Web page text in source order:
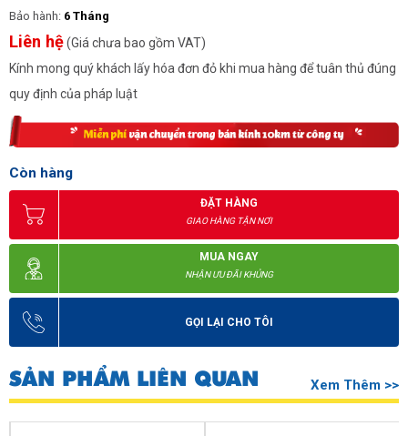
Bảo hành: 6 Tháng
Liên hệ(Giá chưa bao gồm VAT)
Kính mong quý khách lấy hóa đơn đỏ khi mua hàng để tuân thủ đúng
quy định của pháp luật
Còn hàng
ĐẶT HÀNG
GIAO HÀNG TẬN NƠI
MUA NGAY
NHẬN ƯU ĐÃI KHỦNG
GỌI LẠI CHO TÔI
SẢN PHẨM LIÊN QUAN Xem Thêm >>